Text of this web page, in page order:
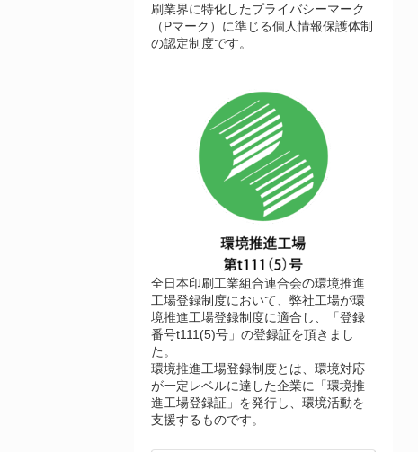
刷業界に特化したプライバシーマーク
（Pマーク）に準じる個人情報保護体制
の認定制度です。
全日本印刷工業組合連合会の環境推進
工場登録制度において、弊社工場が環
境推進工場登録制度に適合し、「登録
番号t111(5)号」の登録証を頂きまし
た。
環境推進工場登録制度とは、環境対応
が一定レベルに達した企業に「環境推
進工場登録証」を発行し、環境活動を
支援するものです。